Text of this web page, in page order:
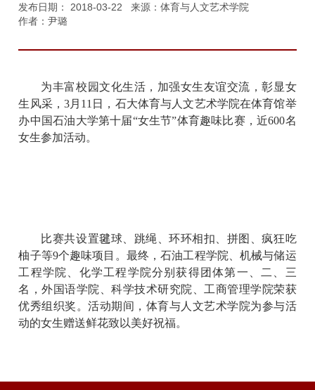
发布日期： 2018-03-22 来源：体育与人文艺术学院
作者：尹璐
为丰富校园文化生活，加强女生友谊交流，彰显女
生风采， 3月11日，石大体育与人文艺术学院在体育馆举
办中国石油大学第十届“女生节”体育趣味比赛，近600名
女生参加活动。
比赛共设置毽球、跳绳、环环相扣、拼图、疯狂吃
柚子等9个趣味项目。最终，石油工程学院、机械与储运
工程学院、化学工程学院分别获得团体第一、二、三
名，外国语学院、科学技术研究院、工商管理学院荣获
优秀组织奖。活动期间，体育与人文艺术学院为参与活
动的女生赠送鲜花致以美好祝福。